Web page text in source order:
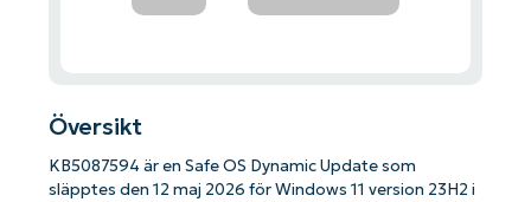
Översikt
KB5087594 är en Safe OS Dynamic Update som
släpptes den 12 maj 2026 för Windows 11 version 23H2 i